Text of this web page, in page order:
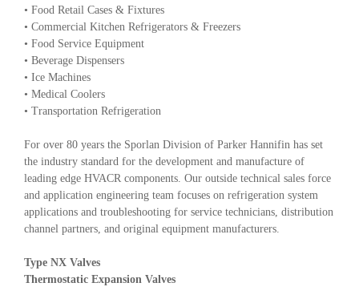
• Food Retail Cases & Fixtures
• Commercial Kitchen Refrigerators & Freezers
• Food Service Equipment
• Beverage Dispensers
• Ice Machines
• Medical Coolers
• Transportation Refrigeration
For over 80 years the Sporlan Division of Parker Hannifin has set
the industry standard for the development and manufacture of
leading edge HVACR components. Our outside technical sales force
and application engineering team focuses on refrigeration system
applications and troubleshooting for service technicians, distribution
channel partners, and original equipment manufacturers.
Type NX Valves
Thermostatic Expansion Valves